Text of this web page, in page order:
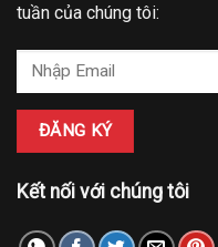
tuần của chúng tôi:
Kết nối với chúng tôi